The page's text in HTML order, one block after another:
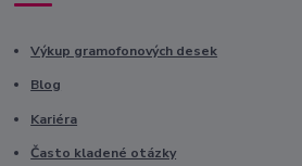
Výkup gramofonových desek
Blog
Kariéra
Často kladené otázky